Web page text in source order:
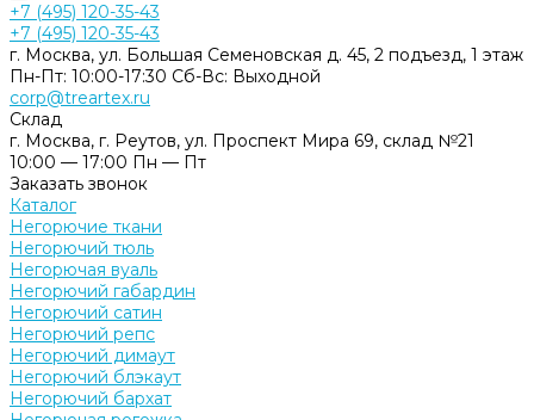
+7 (495) 120-35-43
+7 (495) 120-35-43
г. Москва, ул. Большая Семеновская д. 45, 2 подъезд, 1 этаж
Пн-Пт: 10:00-17:30 Cб-Вс: Выходной
corp@treartex.ru
Склад
г. Москва, г. Реутов, ул. Проспект Мира 69, склад №21
10:00 — 17:00 Пн — Пт
Заказать звонок
Каталог
Негорючие ткани
Негорючий тюль
Негорючая вуаль
Негорючий габардин
Негорючий сатин
Негорючий репс
Негорючий димаут
Негорючий блэкаут
Негорючий бархат